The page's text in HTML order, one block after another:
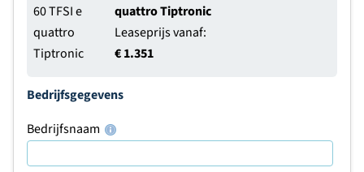
quattro Tiptronic
Leaseprijs vanaf:
€ 1.351
Bedrijfsgegevens
Bedrijfsnaam